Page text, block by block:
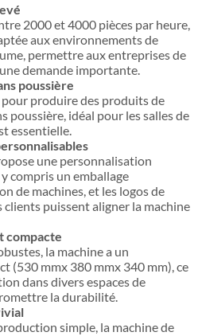
2000 et 4000 pièces par heure,
aux environnements de
permettre aux entreprises de
demande importante.
poussière
pour produire des produits de
poussière, idéal pour les salles de
essentielle.
une personnalisation
compris un emballage
de machines, et les logos de
clients puissent aligner la machine
compacte
la machine a un
(530 mmx 380 mmx 340 mm), ce
dans divers espaces de
la durabilité.
simple, la machine de